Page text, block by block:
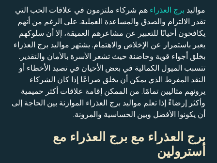
مواليد برج العذراء هم شركاء ملتزمون في علاقات الحب التي
تقدر الالتزام والصدق والمساعدة العملية. على الرغم من أنهم
يكافحون أحيانًا للتعبير عن مشاعرهم العميقة، إلا أن سلوكهم
يعبر باستمرار عن الإخلاص والاهتمام. يشتهر مواليد برج العذراء
بخلق أجواء قوية وحاضنة حيث تشعر الأسرة بالأمان والتقدير.
تتسبب الميول الكمالية في بعض الأحيان في تصيد الأخطاء أو
النقد المفرط الذي يمكن أن يخلق صراعًا إذا كان الشركاء
يرونهم مثاليين تمامًا. من الممكن إقامة علاقات أكثر حميمية
وأكثر إرضاءً إذا تعلم مواليد برج العذراء الموازنة بين الحاجة إلى
أن يكونوا الأفضل وبين الحساسية والمرونة.
برج العذراء مع برج العذراء مع
أسترولين